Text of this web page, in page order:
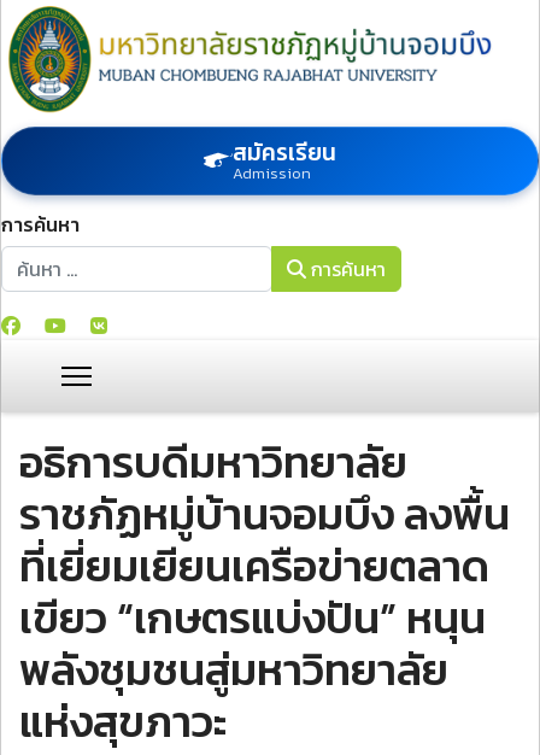
สมัครเรียน
Admission
การค้นหา
การค้นหา
การค้นหา
อธิการบดีมหาวิทยาลัย
ราชภัฏหมู่บ้านจอมบึง ลงพื้น
ที่เยี่ยมเยียนเครือข่ายตลาด
เขียว “เกษตรแบ่งปัน” หนุน
พลังชุมชนสู่มหาวิทยาลัย
แห่งสุขภาวะ